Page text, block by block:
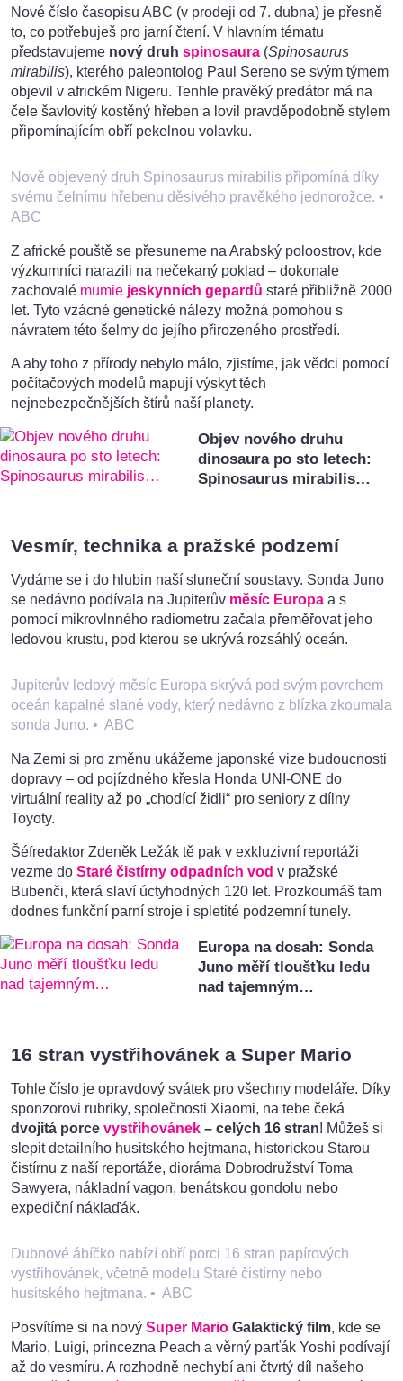
Nové číslo časopisu ABC (v prodeji od 7. dubna) je přesně
to, co potřebuješ pro jarní čtení. V hlavním tématu
představujeme nový druh spinosaura (Spinosaurus
mirabilis), kterého paleontolog Paul Sereno se svým týmem
objevil v africkém Nigeru. Tenhle pravěký predátor má na
čele šavlovitý kostěný hřeben a lovil pravděpodobně stylem
připomínajícím obří pekelnou volavku.
Nově objevený druh Spinosaurus mirabilis připomíná díky
svému čelnímu hřebenu děsivého pravěkého jednorožce. •
ABC
Z africké pouště se přesuneme na Arabský poloostrov, kde
výzkumníci narazili na nečekaný poklad – dokonale
zachovalé mumie jeskynních gepardů staré přibližně 2000
let. Tyto vzácné genetické nálezy možná pomohou s
návratem této šelmy do jejího přirozeného prostředí.
A aby toho z přírody nebylo málo, zjistíme, jak vědci pomocí
počítačových modelů mapují výskyt těch
nejnebezpečnějších štírů naší planety.
Objev nového druhu
dinosaura po sto letech:
Spinosaurus mirabilis…
Vesmír, technika a pražské podzemí
Vydáme se i do hlubin naší sluneční soustavy. Sonda Juno
se nedávno podívala na Jupiterův měsíc Europa a s
pomocí mikrovlnného radiometru začala přeměřovat jeho
ledovou krustu, pod kterou se ukrývá rozsáhlý oceán.
Jupiterův ledový měsíc Europa skrývá pod svým povrchem
oceán kapalné slané vody, který nedávno z blízka zkoumala
sonda Juno. • ABC
Na Zemi si pro změnu ukážeme japonské vize budoucnosti
dopravy – od pojízdného křesla Honda UNI-ONE do
virtuální reality až po „chodící židli“ pro seniory z dílny
Toyoty.
Šéfredaktor Zdeněk Ležák tě pak v exkluzivní reportáži
vezme do Staré čistírny odpadních vod v pražské
Bubenči, která slaví úctyhodných 120 let. Prozkoumáš tam
dodnes funkční parní stroje i spletité podzemní tunely.
Europa na dosah: Sonda
Juno měří tloušťku ledu
nad tajemným…
16 stran vystřihovánek a Super Mario
Tohle číslo je opravdový svátek pro všechny modeláře. Díky
sponzorovi rubriky, společnosti Xiaomi, na tebe čeká
dvojitá porce vystřihovánek – celých 16 stran! Můžeš si
slepit detailního husitského hejtmana, historickou Starou
čistírnu z naší reportáže, dioráma Dobrodružství Toma
Sawyera, nákladní vagon, benátskou gondolu nebo
expediční náklaďák.
Dubnové ábíčko nabízí obří porci 16 stran papírových
vystřihovánek, včetně modelu Staré čistírny nebo
husitského hejtmana. • ABC
Posvítíme si na nový Super Mario Galaktický film, kde se
Mario, Luigi, princezna Peach a věrný parťák Yoshi podívají
až do vesmíru. A rozhodně nechybí ani čtvrtý díl našeho